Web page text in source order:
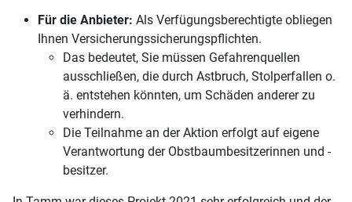
Für die Anbieter: Als Verfügungsberechtigte obliegen
Ihnen Versicherungssicherungspflichten.
Das bedeutet, Sie müssen Gefahrenquellen
ausschließen, die durch Astbruch, Stolperfallen o.
ä. entstehen könnten, um Schäden anderer zu
verhindern.
Die Teilnahme an der Aktion erfolgt auf eigene
Verantwortung der Obstbaumbesitzerinnen und -
besitzer.